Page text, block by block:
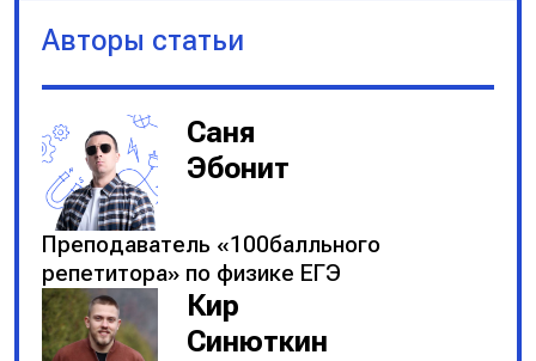
Авторы статьи
Саня
Эбонит
Преподаватель «100балльного
репетитора» по физике ЕГЭ
Кир
Синюткин